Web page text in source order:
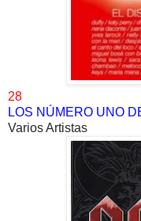
28
LOS NÚMERO UNO
Varios Artistas